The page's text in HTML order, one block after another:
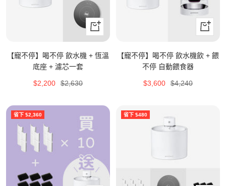
立
即
【寵不停】喝不停 飲水機 + 恆溫
底座 + 濾芯一套
特
$2,200
原
$2,630
立
即
購
【寵不停】喝不停 飲水機飲 + 餵
不停 自動餵食器
特
$3,600
原
$4,240
省下 $2,360 省下 $480